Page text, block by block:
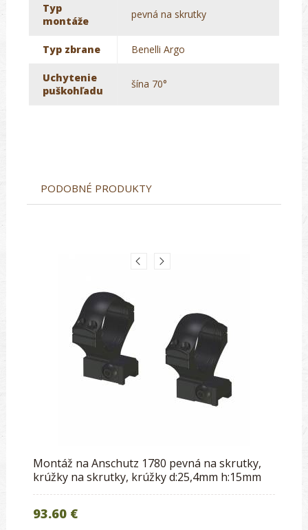
Typ
montáže
pevná na skrutky
Typ zbrane Benelli Argo
Uchytenie
puškohľadu
šína 70°
PODOBNÉ PRODUKTY
Montáž na Anschutz 1780 pevná na skrutky,
krúžky na skrutky, krúžky d:25,4mm h:15mm
93.60 €